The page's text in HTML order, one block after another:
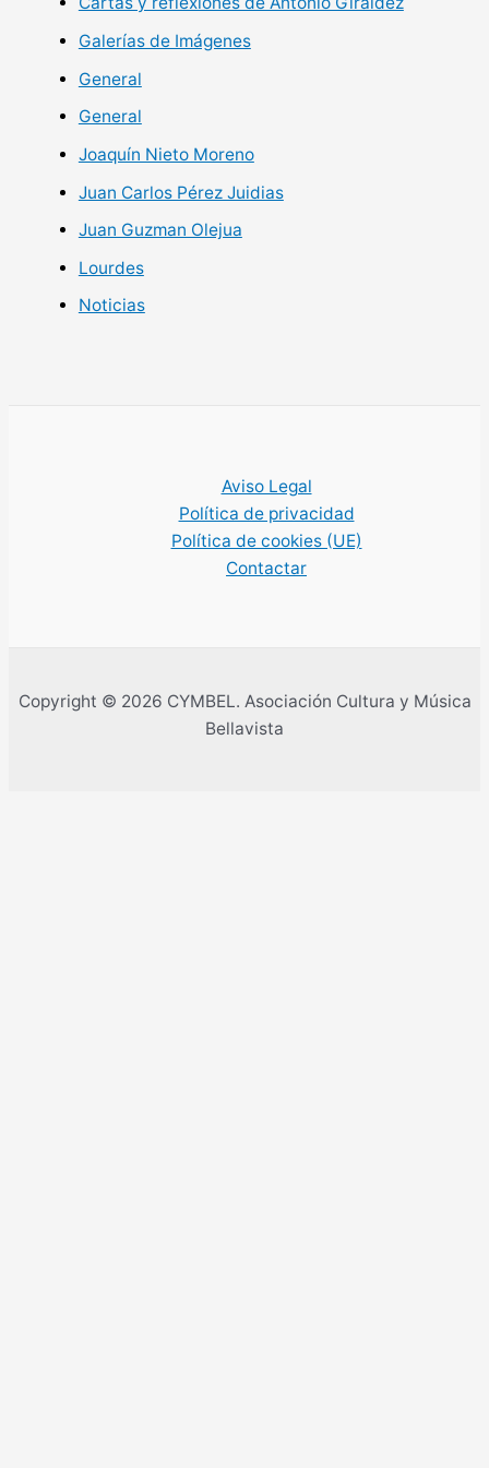
Galerías de Imágenes
General
General
Joaquín Nieto Moreno
Juan Carlos Pérez Juidias
Juan Guzman Olejua
Lourdes
Noticias
Aviso Legal
Política de privacidad
Política de cookies (UE)
Contactar
Copyright © 2026 CYMBEL. Asociación Cultura y Música
Bellavista